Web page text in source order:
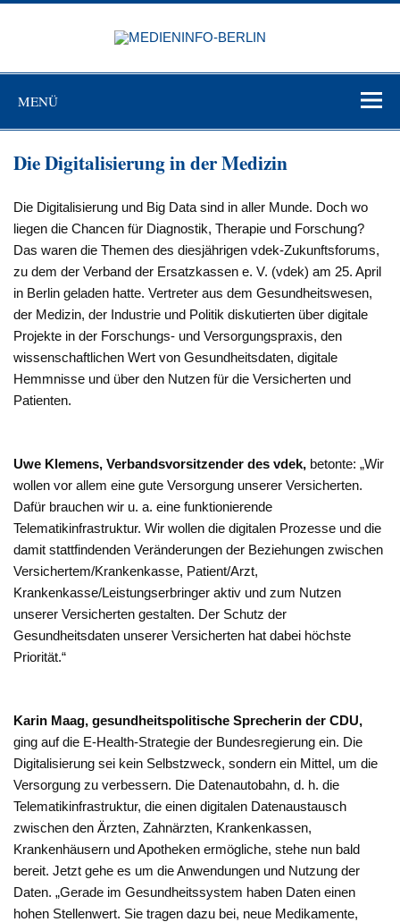
Zum
MENÜ
Die Digitalisierung in der Medizin
Die Digitalisierung und Big Data sind in aller Munde. Doch wo
liegen die Chancen für Diagnostik, Therapie und Forschung?
Das waren die Themen des diesjährigen vdek-Zukunftsforums,
zu dem der Verband der Ersatzkassen e. V. (vdek) am 25. April
in Berlin geladen hatte. Vertreter aus dem Gesundheitswesen,
der Medizin, der Industrie und Politik diskutierten über digitale
Projekte in der Forschungs- und Versorgungspraxis, den
wissenschaftlichen Wert von Gesundheitsdaten, digitale
Hemmnisse und über den Nutzen für die Versicherten und
Patienten.
Uwe Klemens, Verbandsvorsitzender des vdek, betonte: „Wir
wollen vor allem eine gute Versorgung unserer Versicherten.
Dafür brauchen wir u. a. eine funktionierende
Telematikinfrastruktur. Wir wollen die digitalen Prozesse und die
damit stattfindenden Veränderungen der Beziehungen zwischen
Versichertem/Krankenkasse, Patient/Arzt,
Krankenkasse/Leistungserbringer aktiv und zum Nutzen
unserer Versicherten gestalten. Der Schutz der
Gesundheitsdaten unserer Versicherten hat dabei höchste
Priorität.“
Karin Maag, gesundheitspolitische Sprecherin der CDU,
ging auf die E-Health-Strategie der Bundesregierung ein. Die
Digitalisierung sei kein Selbstzweck, sondern ein Mittel, um die
Versorgung zu verbessern. Die Datenautobahn, d. h. die
Telematikinfrastruktur, die einen digitalen Datenaustausch
zwischen den Ärzten, Zahnärzten, Krankenkassen,
Krankenhäusern und Apotheken ermögliche, stehe nun bald
bereit. Jetzt gehe es um die Anwendungen und Nutzung der
Daten. „Gerade im Gesundheitssystem haben Daten einen
hohen Stellenwert. Sie tragen dazu bei, neue Medikamente,